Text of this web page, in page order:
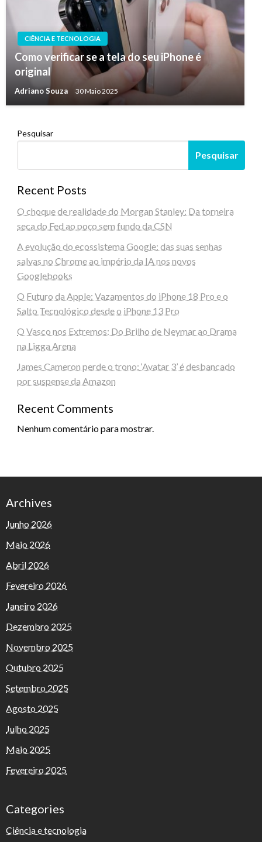
CIÊNCIA E TECNOLOGIA
Como verificar se a tela do seu iPhone é
original
Adriano Souza 30 Maio 2025
Pesquisar
Pesquisar
Recent Posts
O choque de realidade do Morgan Stanley: Da torneira
seca do Fed ao poço sem fundo da CSN
A evolução do ecossistema Google: das suas senhas
salvas no Chrome ao império da IA nos novos
Googlebooks
O Futuro da Apple: Vazamentos do iPhone 18 Pro e o
Salto Tecnológico desde o iPhone 13 Pro
O Vasco nos Extremos: Do Brilho de Neymar ao Drama
na Ligga Arena
James Cameron perde o trono: ‘Avatar 3’ é desbancado
por suspense da Amazon
Recent Comments
Nenhum comentário para mostrar.
Archives
Junho 2026
Maio 2026
Abril 2026
Fevereiro 2026
Janeiro 2026
Dezembro 2025
Novembro 2025
Outubro 2025
Setembro 2025
Agosto 2025
Julho 2025
Maio 2025
Fevereiro 2025
Categories
Ciência e tecnologia